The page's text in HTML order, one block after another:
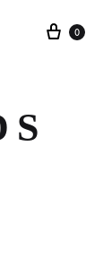
Cart
0